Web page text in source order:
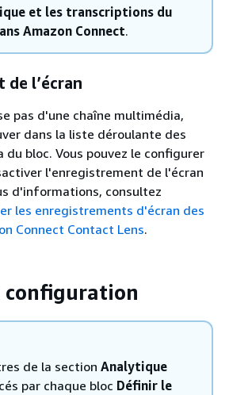
et les transcriptions du
Amazon Connect.
de l’écran
pas d'une chaîne multimédia,
dans la liste déroulante des
du bloc. Vous pouvez le configurer
l'enregistrement de l'écran
d'informations, consultez
les enregistrements d'écran des
Connect Contact Lens.
configuration
de la section Analytique
par chaque bloc Définir le